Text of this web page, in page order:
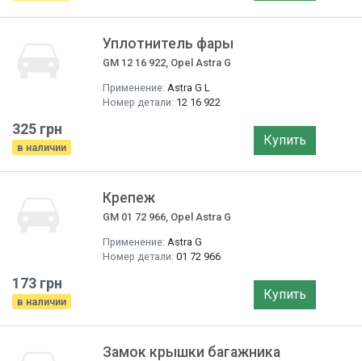
Уплотнитель фары
GM 12 16 922, Opel Astra G
Применение: Astra G L
Номер детали: 12 16 922
325 грн
в наличии Купить
Крепеж
GM 01 72 966, Opel Astra G
Применение: Astra G
Номер детали: 01 72 966
173 грн
в наличии Купить
Замок крышки багажника